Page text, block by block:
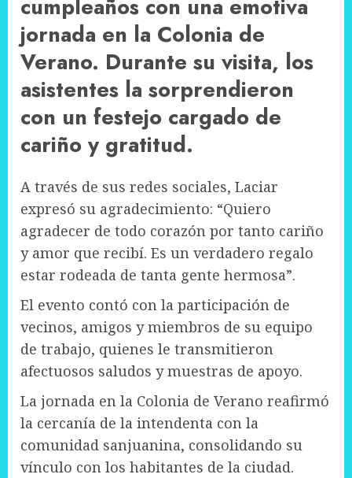
cumpleaños con una emotiva
jornada en la Colonia de
Verano. Durante su visita, los
asistentes la sorprendieron
con un festejo cargado de
cariño y gratitud.
A través de sus redes sociales, Laciar
expresó su agradecimiento: “Quiero
agradecer de todo corazón por tanto cariño
y amor que recibí. Es un verdadero regalo
estar rodeada de tanta gente hermosa”.
El evento contó con la participación de
vecinos, amigos y miembros de su equipo
de trabajo, quienes le transmitieron
afectuosos saludos y muestras de apoyo.
La jornada en la Colonia de Verano reafirmó
la cercanía de la intendenta con la
comunidad sanjuanina, consolidando su
vínculo con los habitantes de la ciudad.